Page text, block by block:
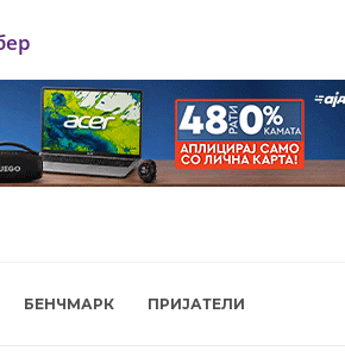
БЕНЧМАРК ПРИЈАТЕЛИ